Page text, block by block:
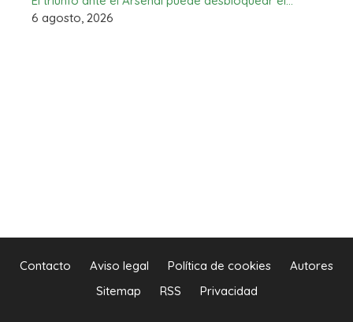
6 agosto, 2026
Contacto Aviso legal Política de cookies
Autores
Sitemap
RSS Privacidad